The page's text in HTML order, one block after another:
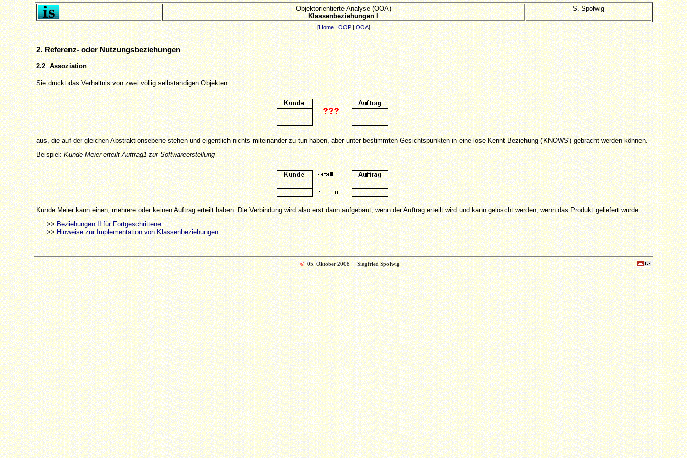
Objektorientierte Analyse (OOA)
Klassenbeziehungen I
S. Spolwig
[Home|OOP|OOA]
2. Referenz- oder Nutzungsbeziehungen
2.2 Assoziation
Sie drückt das Verhältnis von zwei völlig selbständigen Objekten
aus, die auf der gleichen Abstraktionsebene stehen und eigentlich nichts miteinander zu tun haben, aber unter bestimmten Gesichtspunkten in eine lose Kennt-Beziehung ('KNOWS') gebracht werden können.
Beispiel:Kunde Meier erteilt Auftrag1 zur Softwareerstellung
Kunde Meier kann einen, mehrere oder keinen Auftrag erteilt haben. Die Verbindung wird also erst dann aufgebaut, wenn der Auftrag erteilt wird und kann gelöscht werden, wenn das Produkt geliefert wurde.
>>Beziehungen II für Fortgeschrittene
>>Hinweise zur Implementation von Klassenbeziehungen
©05. Oktober 2008Siegfried Spolwig